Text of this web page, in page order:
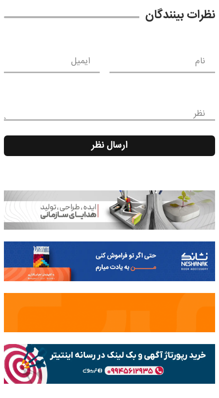
نظرات بینندگان
نام ایمیل
نظر
ارسال نظر